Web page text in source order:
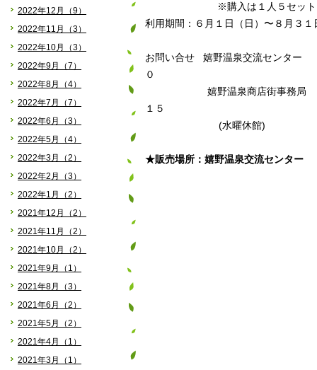
2022年12月（9）
2022年11月（3）
2022年10月（3）
2022年9月（7）
2022年8月（4）
2022年7月（7）
2022年6月（3）
2022年5月（4）
2022年3月（2）
2022年2月（3）
2022年1月（2）
2021年12月（2）
2021年11月（2）
2021年10月（2）
2021年9月（1）
2021年8月（3）
2021年6月（2）
2021年5月（2）
2021年4月（1）
2021年3月（1）
※購入は１人５セット
利用期間：６月１日（日）〜８月３１
お問い合せ 嬉野温泉交流センター
０
嬉野温泉商店街事務局
１５
(水曜休館)
★販売場所：嬉野温泉交流センター